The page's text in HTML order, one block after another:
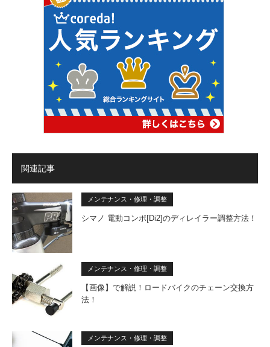
関連記事
メンテナンス・修理・調整
シマノ 電動コンポ[Di2]のディレイラー調整方法！
メンテナンス・修理・調整
【画像】で解説！ロードバイクのチェーン交換方
法！
メンテナンス・修理・調整